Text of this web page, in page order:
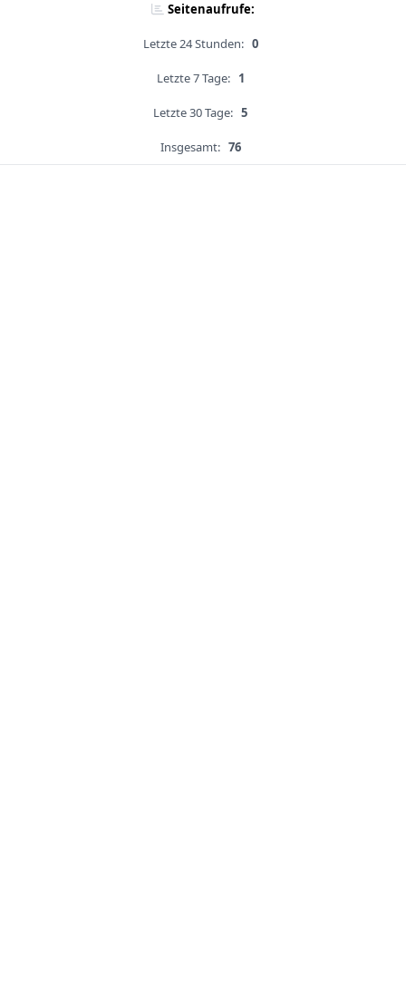
Seitenaufrufe:
Letzte 24 Stunden: 0
Letzte 7 Tage: 1
Letzte 30 Tage: 5
Insgesamt: 76